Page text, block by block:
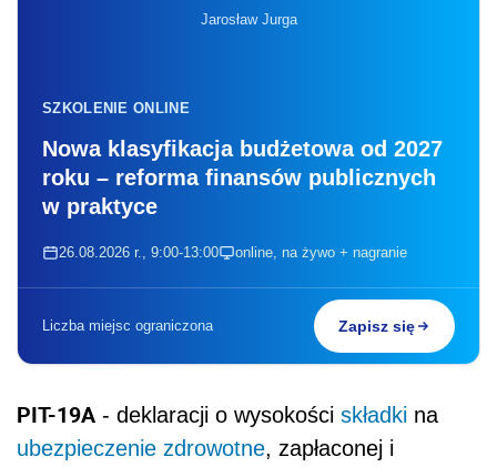
Jarosław Jurga
SZKOLENIE ONLINE
Nowa klasyfikacja budżetowa od 2027
roku – reforma finansów publicznych
w praktyce
26.08.2026 r., 9:00-13:00 online, na żywo + nagranie
Liczba miejsc ograniczona Zapisz się
PIT-19A - deklaracji o wysokości składki na
ubezpieczenie zdrowotne, zapłaconej i